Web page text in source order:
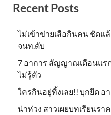
Recent Posts
ไม่เข้าข่าย​เสือกินคน ชัดแ
จนท.ดับ
7 อาการ สัญญาณเตือนแร
ไม่รู้ตัว
ใครกินอยู่ทิ้งเลย!! บุกยึด อ
น่าห่วง สาวเผยบทเรียนร